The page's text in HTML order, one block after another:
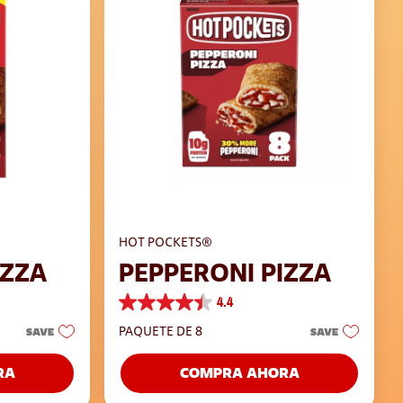
SAVE
HOT POCKETS®
PEPPERONI PIZZA
4.4
4.4
de
estrellas.
118
reseñas
PAQUETE DE 8 SAVE
COMPRA AHORA